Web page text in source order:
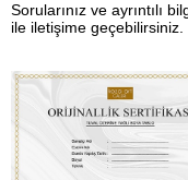
Sorularınız ve ayrıntılı
ile iletişime geçebilirsiniz.